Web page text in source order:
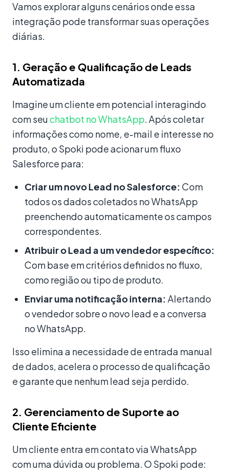
Vamos explorar alguns cenários onde essa
integração pode transformar suas operações
diárias.
1. Geração e Qualificação de Leads
Automatizada
Imagine um cliente em potencial interagindo
com seuchatbot no WhatsApp. Após coletar
informações como nome, e-mail e interesse no
produto, o Spoki pode acionar um fluxo
Salesforce para:
Criar um novo Lead no Salesforce: Com
todos os dados coletados no WhatsApp
preenchendo automaticamente os campos
correspondentes.
Atribuir o Lead a um vendedor específico:
Com base em critérios definidos no fluxo,
como região ou tipo de produto.
Enviar uma notificação interna: Alertando
o vendedor sobre o novo lead e a conversa
no WhatsApp.
Isso elimina a necessidade de entrada manual
de dados, acelera o processo de qualificação
e garante que nenhum lead seja perdido.
2. Gerenciamento de Suporte ao
Cliente Eficiente
Um cliente entra em contato via WhatsApp
com uma dúvida ou problema. O Spoki pode: